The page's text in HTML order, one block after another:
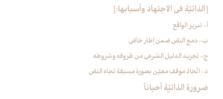
[الذاتيّة في الاجتهاد وأسبابها:]
أ- تبرير الواقع‏
ب- دمج النصّ ضمن إطار خاصّ
ج- تجريد الدليل الشرعي من ظروفه وشروطه
د- اتّخاذ موقف معيّن بصورة مسبقة تجاه النصّ
ضرورة الذاتيّة أحياناً